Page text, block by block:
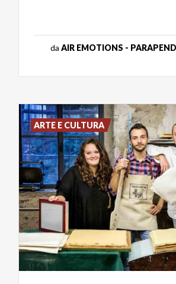
da AIR EMOTIONS -
ARTE E CULTURA